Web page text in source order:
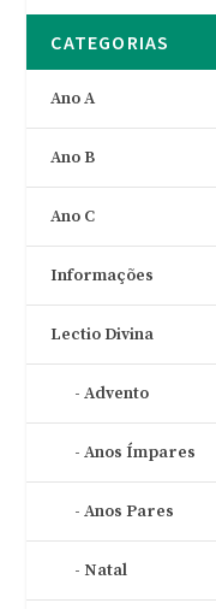
CATEGORIAS
Ano A
Ano B
Ano C
Informações
Lectio Divina
Advento
Anos Ímpares
Anos Pares
Natal